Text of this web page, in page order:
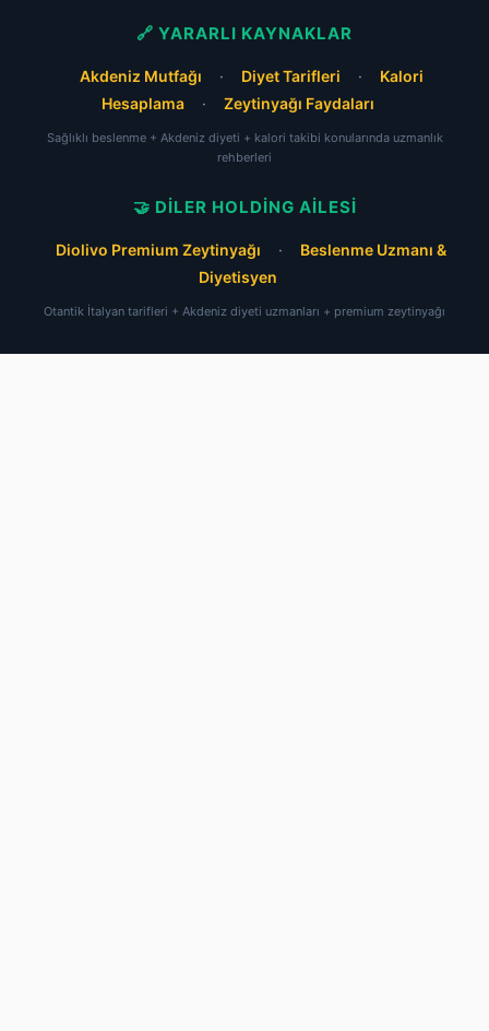
🔗 YARARLI KAYNAKLAR
Akdeniz Mutfağı · Diyet Tarifleri ·
Kalori
Hesaplama
· Zeytinyağı Faydaları
Sağlıklı beslenme + Akdeniz diyeti + kalori takibi konularında uzmanlık
rehberleri
🤝 DILER HOLDING AILESI
Diolivo Premium Zeytinyağı ·
Beslenme Uzmanı &
Diyetisyen
Otantik İtalyan tarifleri + Akdeniz diyeti uzmanları + premium zeytinyağı